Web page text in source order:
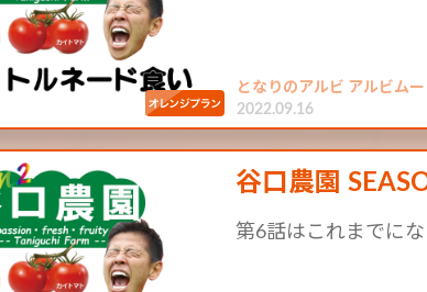
となりのアルビ アルビム
2022.09.16
谷口農園
第6話はこれまでに